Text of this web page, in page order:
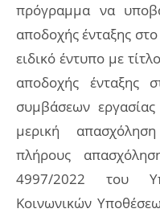
πρόγραμμα να
αποδοχής ένταξης
ειδικό έντυπο με
αποδοχής ένταξης
συμβάσεων
μερική
πλήρους
4997/2022 του
Κοινωνικών